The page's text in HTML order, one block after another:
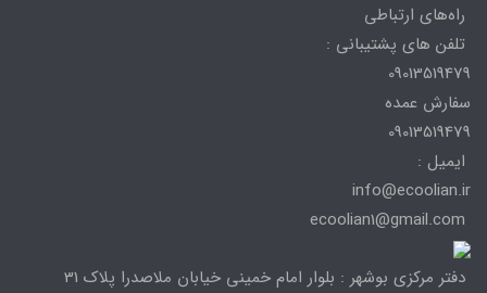
راه‌های ارتباطی
تلفن های پشتیبانی :
09013519479
سفارش عمده
09013519479
ایمیل :
info@ecoolian.ir
دفتر مرکزی بوشهر : بلوار امام خمینی خیابان ملاصدرا پلاک 31